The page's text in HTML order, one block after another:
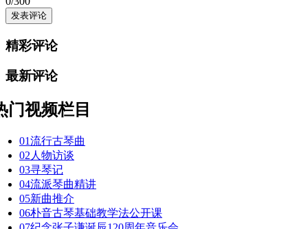
精彩评论
最新评论
门视频栏目
01流行古琴曲
02 人物访谈
03寻琴记
04流派琴曲精讲
05新曲推介
06朴音古琴基础教学法公开课